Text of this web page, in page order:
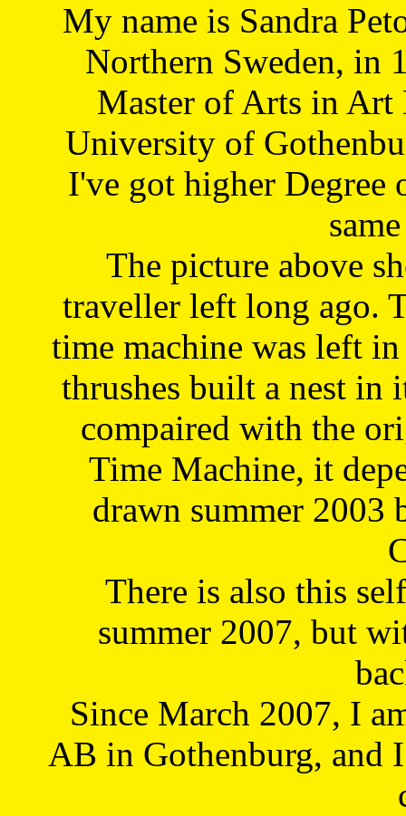
My name is Sandra
Northern Sweden, in
Master of Arts in Art
University of
I've got higher Degree
The picture above
traveller left long ago.
time machine was left
thrushes built a nest in
compaired with the
Time Machine, it
drawn summer 2003
There is also this
summer 2007, but
Since March 2007, I
AB in Gothenburg, and